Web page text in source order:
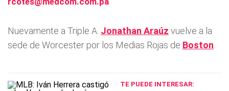
Nuevamente a Triple A. Jonathan Araúz vuelve a la
sede de Worcester por los Medias Rojas de Boston
TE PUEDE INTERESAR: